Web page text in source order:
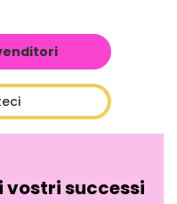
vostri successi